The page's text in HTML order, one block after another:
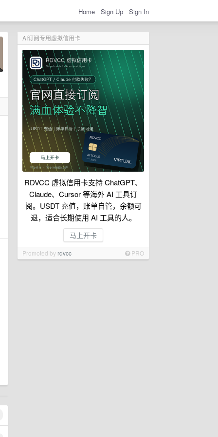
Home Sign Up Sign In
AI订阅专用虚拟信用卡
RDVCC 虚拟信用卡支持 ChatGPT、
Claude、Cursor 等海外 AI 工具订
阅。USDT 充值，账单自管，余额可
退，适合长期使用 AI 工具的人。
马上开卡
Promoted by rdvcc PRO